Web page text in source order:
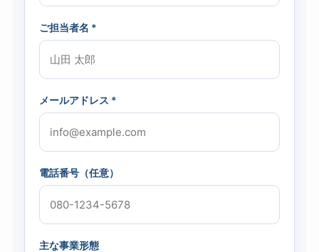
ご担当者名 *
メールアドレス *
電話番号（任意）
主な事業形態